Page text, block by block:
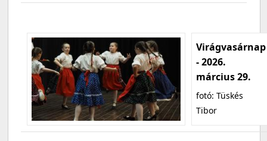
Virágvasárnap
- 2026.
március 29.
fotó: Tüskés
Tibor